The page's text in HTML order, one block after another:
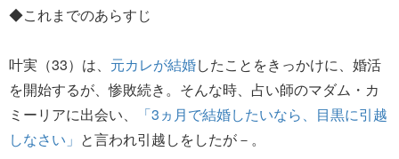
◆これまでのあらすじ
叶実（33）は、 元カレが結婚したことをきっかけに、婚活
を開始するが、惨敗続き。そんな時、占い師のマダム・カ
ミーリアに出会い、
「3ヵ月で結婚したいなら、目黒に引越
しなさい」 と言われ引越しをしたが－。